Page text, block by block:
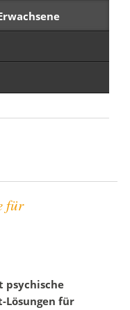
für
psychische
Lösungen für